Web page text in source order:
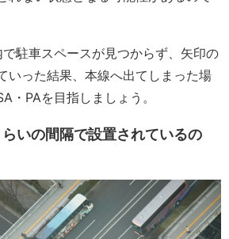
駐車スペースが見つからず、矢印の
いった結果、本線へ出てしまった場
・PAを目指しましょう。
いの間隔で設置されているの